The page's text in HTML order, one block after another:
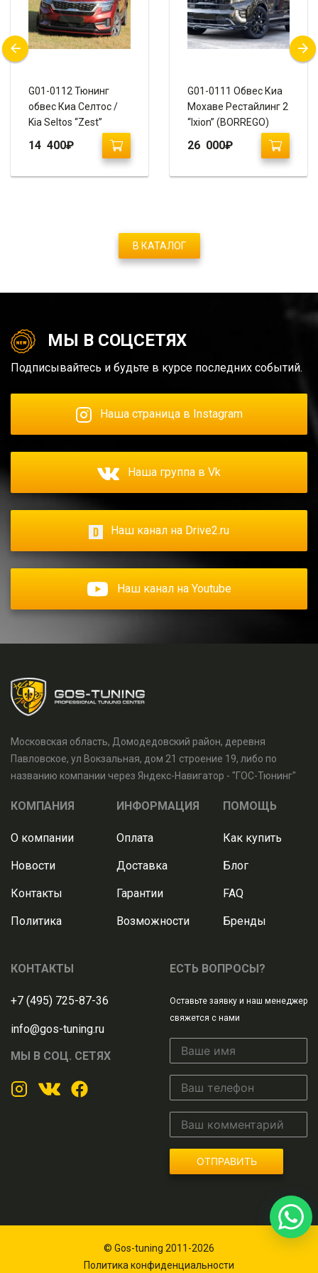
G01-0112 Тюнинг
обвес Киа Селтос /
Kia Seltos “Zest”
14 400₽
G01-0111 Обвес Киа
Мохаве Рестайлинг 2
“Ixion” (BORREGO)
26 000₽
В КАТАЛОГ
МЫ В СОЦСЕТЯХ
Подписывайтесь и будьте в курсе последних событий.
Наша страница в Instagram
Наша группа в Vk
Наш канал на Drive2.ru
Наш канал на Youtube
Московская область, Домодедовский район, деревня
Павловское, ул Вокзальная, дом 21 строение 19, либо по
названию компании через Яндекс-Навигатор - "ГОС-Тюнинг"
КОМПАНИЯ
О компании
Новости
Контакты
Политика
ИНФОРМАЦИЯ
Оплата
Доставка
Гарантии
Возможности
ПОМОЩЬ
Как купить
Блог
FAQ
Бренды
КОНТАКТЫ
+7 (495) 725-87-36
info@gos-tuning.ru
МЫ В СОЦ. СЕТЯХ
ЕСТЬ ВОПРОСЫ?
Оставьте заявку и наш менеджер
свяжется с нами
ОТПРАВИТЬ
© Gos-tuning 2011-2026
Политика конфиденциальности